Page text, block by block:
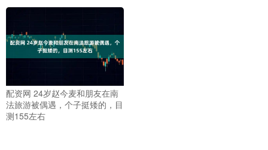
配资网 24岁赵今麦和朋友在南
法旅游被偶遇，个子挺矮的，目
测155左右